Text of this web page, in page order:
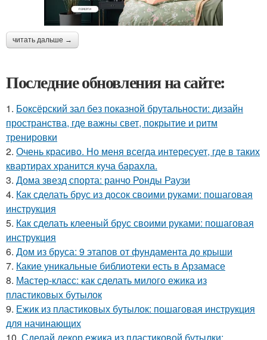
читать дальше →
Последние обновления на сайте:
1. Боксёрский зал без показной брутальности: дизайн
пространства, где важны свет, покрытие и ритм
тренировки
2. Очень красиво. Но меня всегда интересует, где в таких
квартирах хранится куча барахла.
3. Дома звезд спорта: ранчо Ронды Раузи
4. Как сделать брус из досок своими руками: пошаговая
инструкция
5. Как сделать клееный брус своими руками: пошаговая
инструкция
6. Дом из бруса: 9 этапов от фундамента до крыши
7. Какие уникальные библиотеки есть в Арзамасе
8. Мастер-класс: как сделать милого ежика из
пластиковых бутылок
9. Ежик из пластиковых бутылок: пошаговая инструкция
для начинающих
10. Сделай декор ежика из пластиковой бутылки: